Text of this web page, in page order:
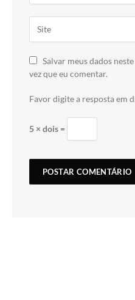
Salvar meus dados
vez que eu comentar.
Favor digite a resposta em
5 × dois =